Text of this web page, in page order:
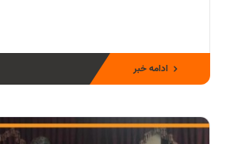
ادامه خبر